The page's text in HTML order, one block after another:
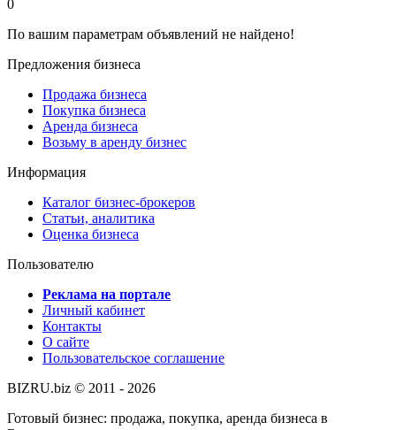
0
По вашим параметрам объявлений не найдено!
Предложения бизнеса
Продажа бизнеса
Покупка бизнеса
Аренда бизнеса
Возьму в аренду бизнес
Информация
Каталог бизнес-брокеров
Статьи, аналитика
Оценка бизнеса
Пользователю
Реклама на портале
Личный кабинет
Контакты
О сайте
Пользовательское соглашение
BIZRU.biz © 2011 - 2026
Готовый бизнес: продажа, покупка, аренда бизнеса в